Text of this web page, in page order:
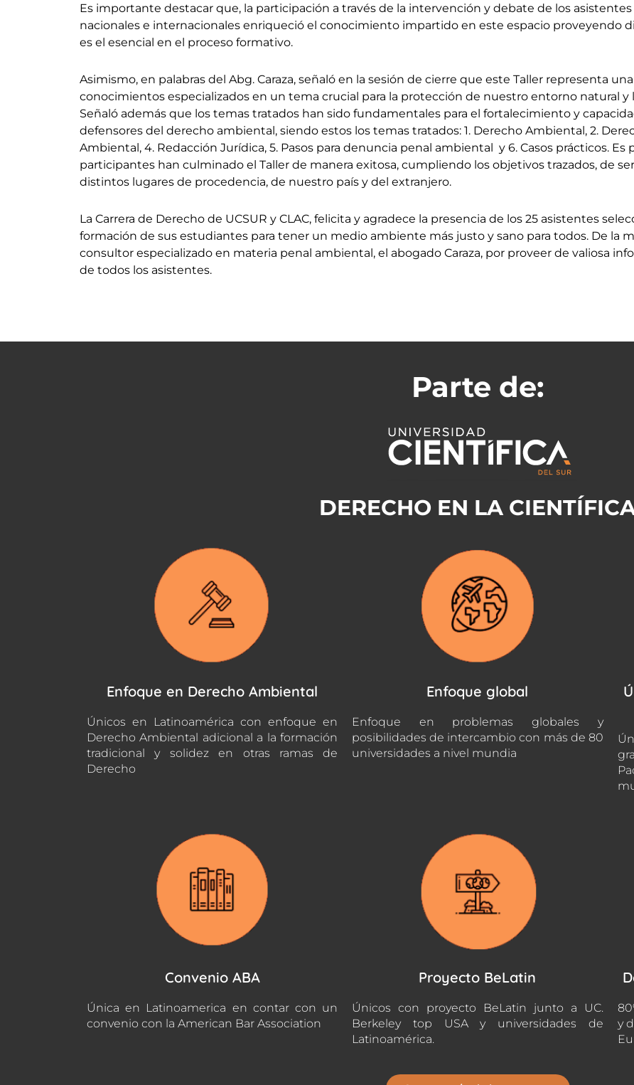
Es importante destacar que, la participación a través de la intervención y debate de los
nacionales e internacionales enriqueció el conocimiento impartido en este espacio proveyendo
es el esencial en el proceso formativo.
Asimismo, en palabras del Abg. Caraza, señaló en la sesión de cierre que este Taller representa
conocimientos especializados en un tema crucial para la protección de nuestro entorno natural
Señaló además que los temas tratados han sido fundamentales para el fortalecimiento y
defensores del derecho ambiental, siendo estos los temas tratados: 1. Derecho Ambiental, 2.
Ambiental, 4. Redacción Jurídica, 5. Pasos para denuncia penal ambiental y 6. Casos prácticos.
participantes han culminado el Taller de manera exitosa, cumpliendo los objetivos trazados, de
distintos lugares de procedencia, de nuestro país y del extranjero.
La Carrera de Derecho de UCSUR y CLAC, felicita y agradece la presencia de los 25 asistentes
formación de sus estudiantes para tener un medio ambiente más justo y sano para todos. De la
consultor especializado en materia penal ambiental, el abogado Caraza, por proveer de valiosa
de todos los asistentes.
Parte de:
DERECHO EN LA
Enfoque en Derecho Ambiental
Únicos en Latinoamérica con enfoque en
Derecho Ambiental adicional a la formación
tradicional y solidez en otras ramas de
Derecho
Enfoque global
Enfoque en problemas globales y
posibilidades de intercambio con más de 80
universidades a nivel mundia
Convenio ABA
Única en Latinoamerica en contar con un
convenio con la American Bar Association
Proyecto BeLatin
Únicos con proyecto BeLatin junto a UC.
Berkeley top USA y universidades de
Latinoamérica.
y